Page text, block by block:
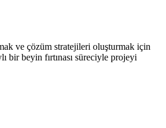
ve çözüm stratejileri oluşturmak için
bir beyin fırtınası süreciyle projeyi